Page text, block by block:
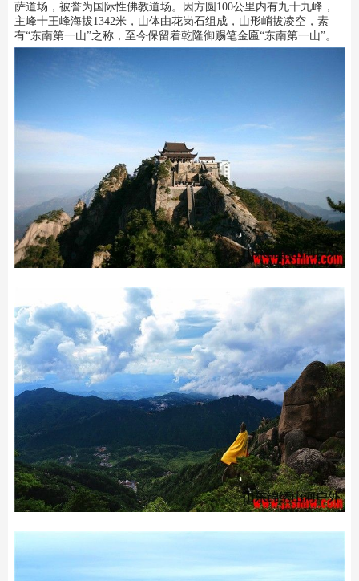
萨道场，被誉为国际性佛教道场。因方圆100公里内有九十九峰，
主峰十王峰海拔1342米，山体由花岗石组成，山形峭拔凌空，素
有“东南第一山”之称，至今保留着乾隆御赐笔金匾“东南第一山”。